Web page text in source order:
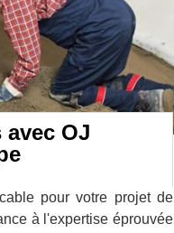
OJ
pour votre projet de
à l'expertise éprouvée